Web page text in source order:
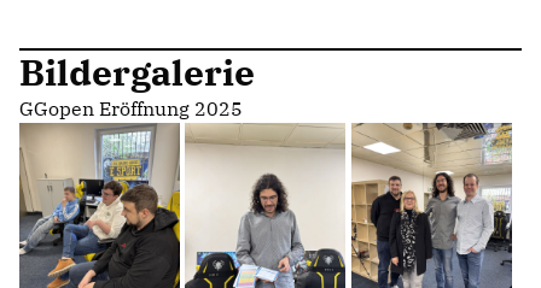
Bildergalerie
GGopen Eröffnung 2025